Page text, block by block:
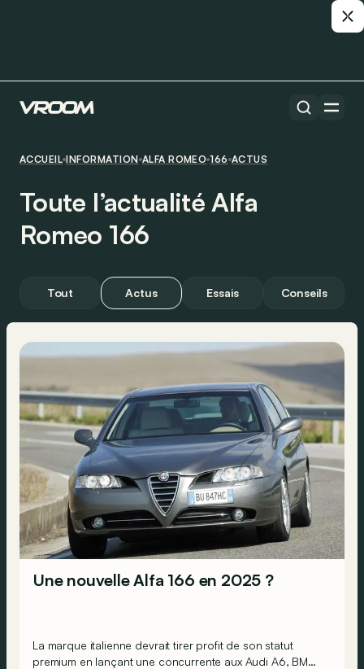
ACCUEIL INFORMATION ALFA ROMEO 166 ACTUS
Toute l’actualité Alfa
Romeo 166
Tout Actus Essais Conseils
Une nouvelle Alfa 166 en 2025 ?
La marque italienne devrait tirer profit de son statut
premium en lançant une concurrente aux Audi A6, BMW